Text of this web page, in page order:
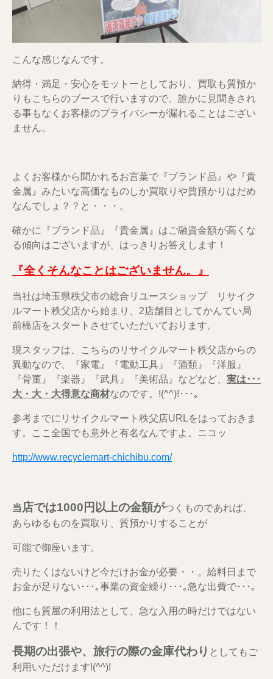
こんな感じなんです。
納得・満足・安心をモットーとしており、買取も質預か
りもこちらのブースで行いますので、誰かに見聞きされ
る事もなくお客様のプライバシーが漏れることはござい
ません。
よくお客様から聞かれるお言葉で『ブランド品』や『貴
金属』みたいな高価なものしか買取りや質預かりはだめ
なんでしょ？？と・・・。
確かに『ブランド品』『貴金属』はご融資金額が高くな
る傾向はございますが、はっきりお答えします！
『全くそんなことはございません。』
当社は埼玉県秩父市の総合リユースショップ リサイク
ルマート秩父店から始まり、2店舗目としてかんてい局
前橋店をスタートさせていただいております。
現スタッフは、こちらのリサイクルマート秩父店からの
異動なので、『家電』『電動工具』『酒類』『洋服』
『骨董』『楽器』『武具』『美術品』などなど、 実は･･･
大・大・大得意な商材なのです。!(^^)!･･･｡
参考までにリサイクルマート秩父店URLをはっておきま
す。ここ全国でも意外と有名なんですよ。ニコッ
http://www.recyclemart-chichibu.com/
当店では1000円以上の金額がつくものであれば、
あらゆるものを買取り、質預かりすることが
可能で御座います。
売りたくはないけど今だけお金が必要・・。給料日まで
お金が足りない･･･｡事業の資金繰り･･･｡急な出費で･･･｡
他にも質屋の利用法として、急な入用の時だけではない
んです！！
長期の出張や、旅行の際の金庫代わり としてもご
利用いただけます!(^^)!